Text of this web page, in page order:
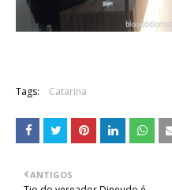
Tags: Catarina
ANTIGOS